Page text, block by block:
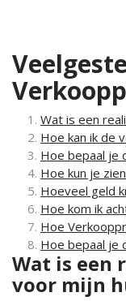
Wat is een
Hoe kan ik de
Hoe bepaal je
Hoe kun je
Hoeveel geld
Hoe kom ik
Hoe
Hoe bepaal je
Wat is een
voor mijn